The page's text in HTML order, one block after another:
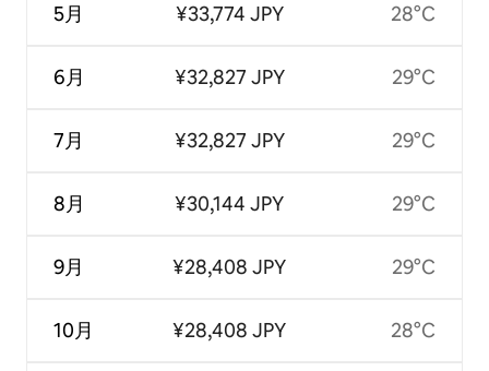
5月
6月
7月
8月
9月
10月
¥33,774 JPY
¥32,827 JPY
¥32,827 JPY
¥30,144 JPY
¥28,408 JPY
¥28,408 JPY
28°C
29°C
29°C
29°C
29°C
28°C